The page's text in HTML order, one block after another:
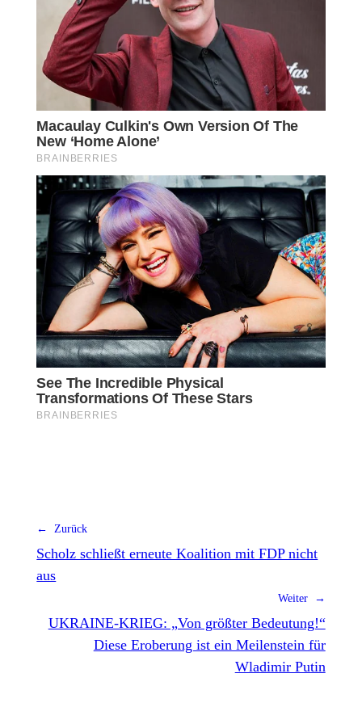
← Zurück
Scholz schließt erneute Koalition mit FDP nicht
aus
Weiter →
UKRAINE-KRIEG: „Von größter Bedeutung!“
Diese Eroberung ist ein Meilenstein für
Wladimir Putin